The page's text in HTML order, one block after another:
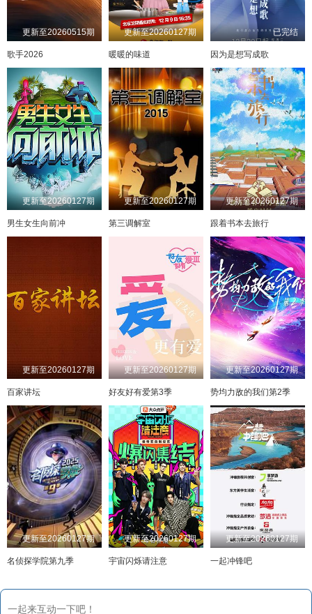
更新至20260515期
歌手2026
更新至20260127期
暖暖的味道
已完结
因为是想写成歌
更新至20260127期
男生女生向前冲
更新至20260127期
第三调解室
更新至20260127期
跟着书本去旅行
更新至20260127期
百家讲坛
更新至20260127期
好友好有爱第3季
更新至20260127期
势均力敌的我们第2季
更新至20260127期
名侦探学院第九季
更新至20260127期
宇宙闪烁请注意
更新至20260127期
一起冲锋吧